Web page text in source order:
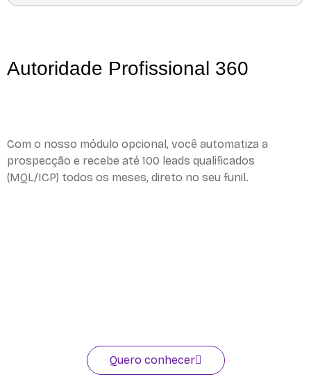
Autoridade Profissional 360
Com o nosso módulo opcional, você automatiza a
prospecção e recebe até 100 leads qualificados
(MQL/ICP) todos os meses, direto no seu funil.
Quero conhecer